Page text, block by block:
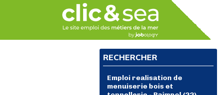
RECHERCHER
Emploi realisation de
menuiserie bois et